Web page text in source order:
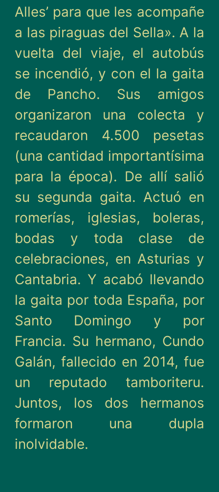
Alles’ para que les acompañe
a las piraguas del Sella». A la
vuelta del viaje, el autobús
se incendió, y con el la gaita
de Pancho. Sus amigos
organizaron una colecta y
recaudaron 4.500 pesetas
(una cantidad importantísima
para la época). De allí salió
su segunda gaita. Actuó en
romerías, iglesias, boleras,
bodas y toda clase de
celebraciones, en Asturias y
Cantabria. Y acabó llevando
la gaita por toda España, por
Santo Domingo y por
Francia. Su hermano, Cundo
Galán, fallecido en 2014, fue
un reputado tamboriteru.
Juntos, los dos hermanos
formaron una dupla
inolvidable.